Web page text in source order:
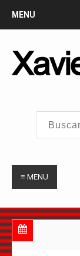
MENU
≡ MENU